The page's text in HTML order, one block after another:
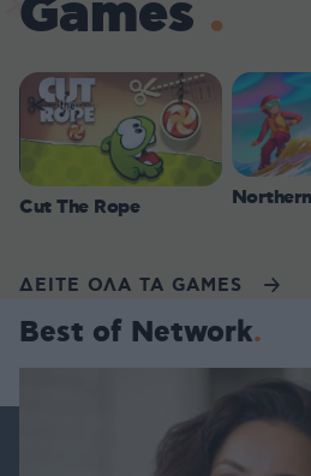
Games
Cut The Rope
ΔΕΙΤΕ ΟΛΑ ΤΑ GAMES
Best of Network